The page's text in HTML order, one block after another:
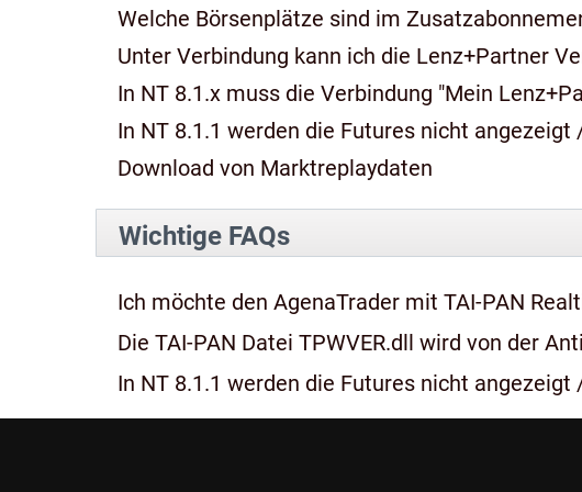
Welche Börsenplätze sind im
Unter Verbindung kann ich die Lenz+Partner
In NT 8.1.x muss die Verbindung "Mein
In NT 8.1.1 werden die Futures nicht
Download von Marktreplaydaten
Wichtige FAQs
Ich möchte den AgenaTrader mit TAI-PAN
Die TAI-PAN Datei TPWVER.dll wird von der
In NT 8.1.1 werden die Futures nicht angezeigt